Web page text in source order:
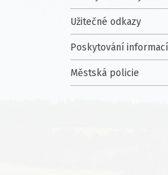
Užitečné odkazy
Poskytování informací
Městská policie